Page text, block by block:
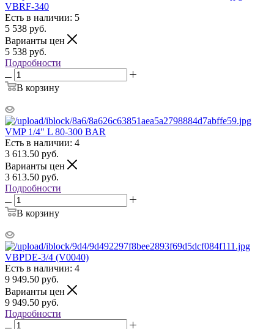
VBRF-340
Есть в наличии: 5
5 538 руб.
Варианты цен
5 538 руб.
Подробности
В корзину
VMP 1/4" L 80-300 BAR
Есть в наличии: 4
3 613.50 руб.
Варианты цен
3 613.50 руб.
Подробности
В корзину
VBPDE-3/4 (V0040)
Есть в наличии: 4
9 949.50 руб.
Варианты цен
9 949.50 руб.
Подробности